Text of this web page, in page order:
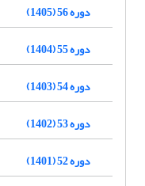
دوره 56 (1405)
دوره 55 (1404)
دوره 54 (1403)
دوره 53 (1402)
دوره 52 (1401)